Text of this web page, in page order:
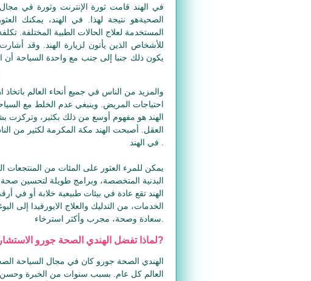
في الهند قامت ثورة الإنترنت وثورة في مجال
الصحيةهو نتيجة لهذا. في الهند، يمكنك
المستخدمة لعلاج الحالات الطبية المختلفة.
يكون ذلك جنبا إلى جنب مع واحدة السياحة
والمزيد من الناس في جميع أنحاء العالم
احتياجات المريض. وينبغي عدم الخلط مع
الهند هو مفهوم أوسع من ذلك بكثير، وتركزت
العقل. أصبحت الهند مكة المكرمة لكثير من
يمكن للمرء العثور على المئات من المنتجعات
البدنية المتخصصة، وبرامج طويلة لتحسين
الهند تقع عادة في بيئات طبيعية خلابة أو في
الخدمات، من التدليك والعلاج الايورفيدا إلى
لماذا تفضل الهندي الصحة جورو الاستشاريون للسياحة الصحية في الهند؟?
الهندي الصحة جورو كان في مجال السياحة
العالم كل عام. بسبب سنوات من الخبرة وحسن